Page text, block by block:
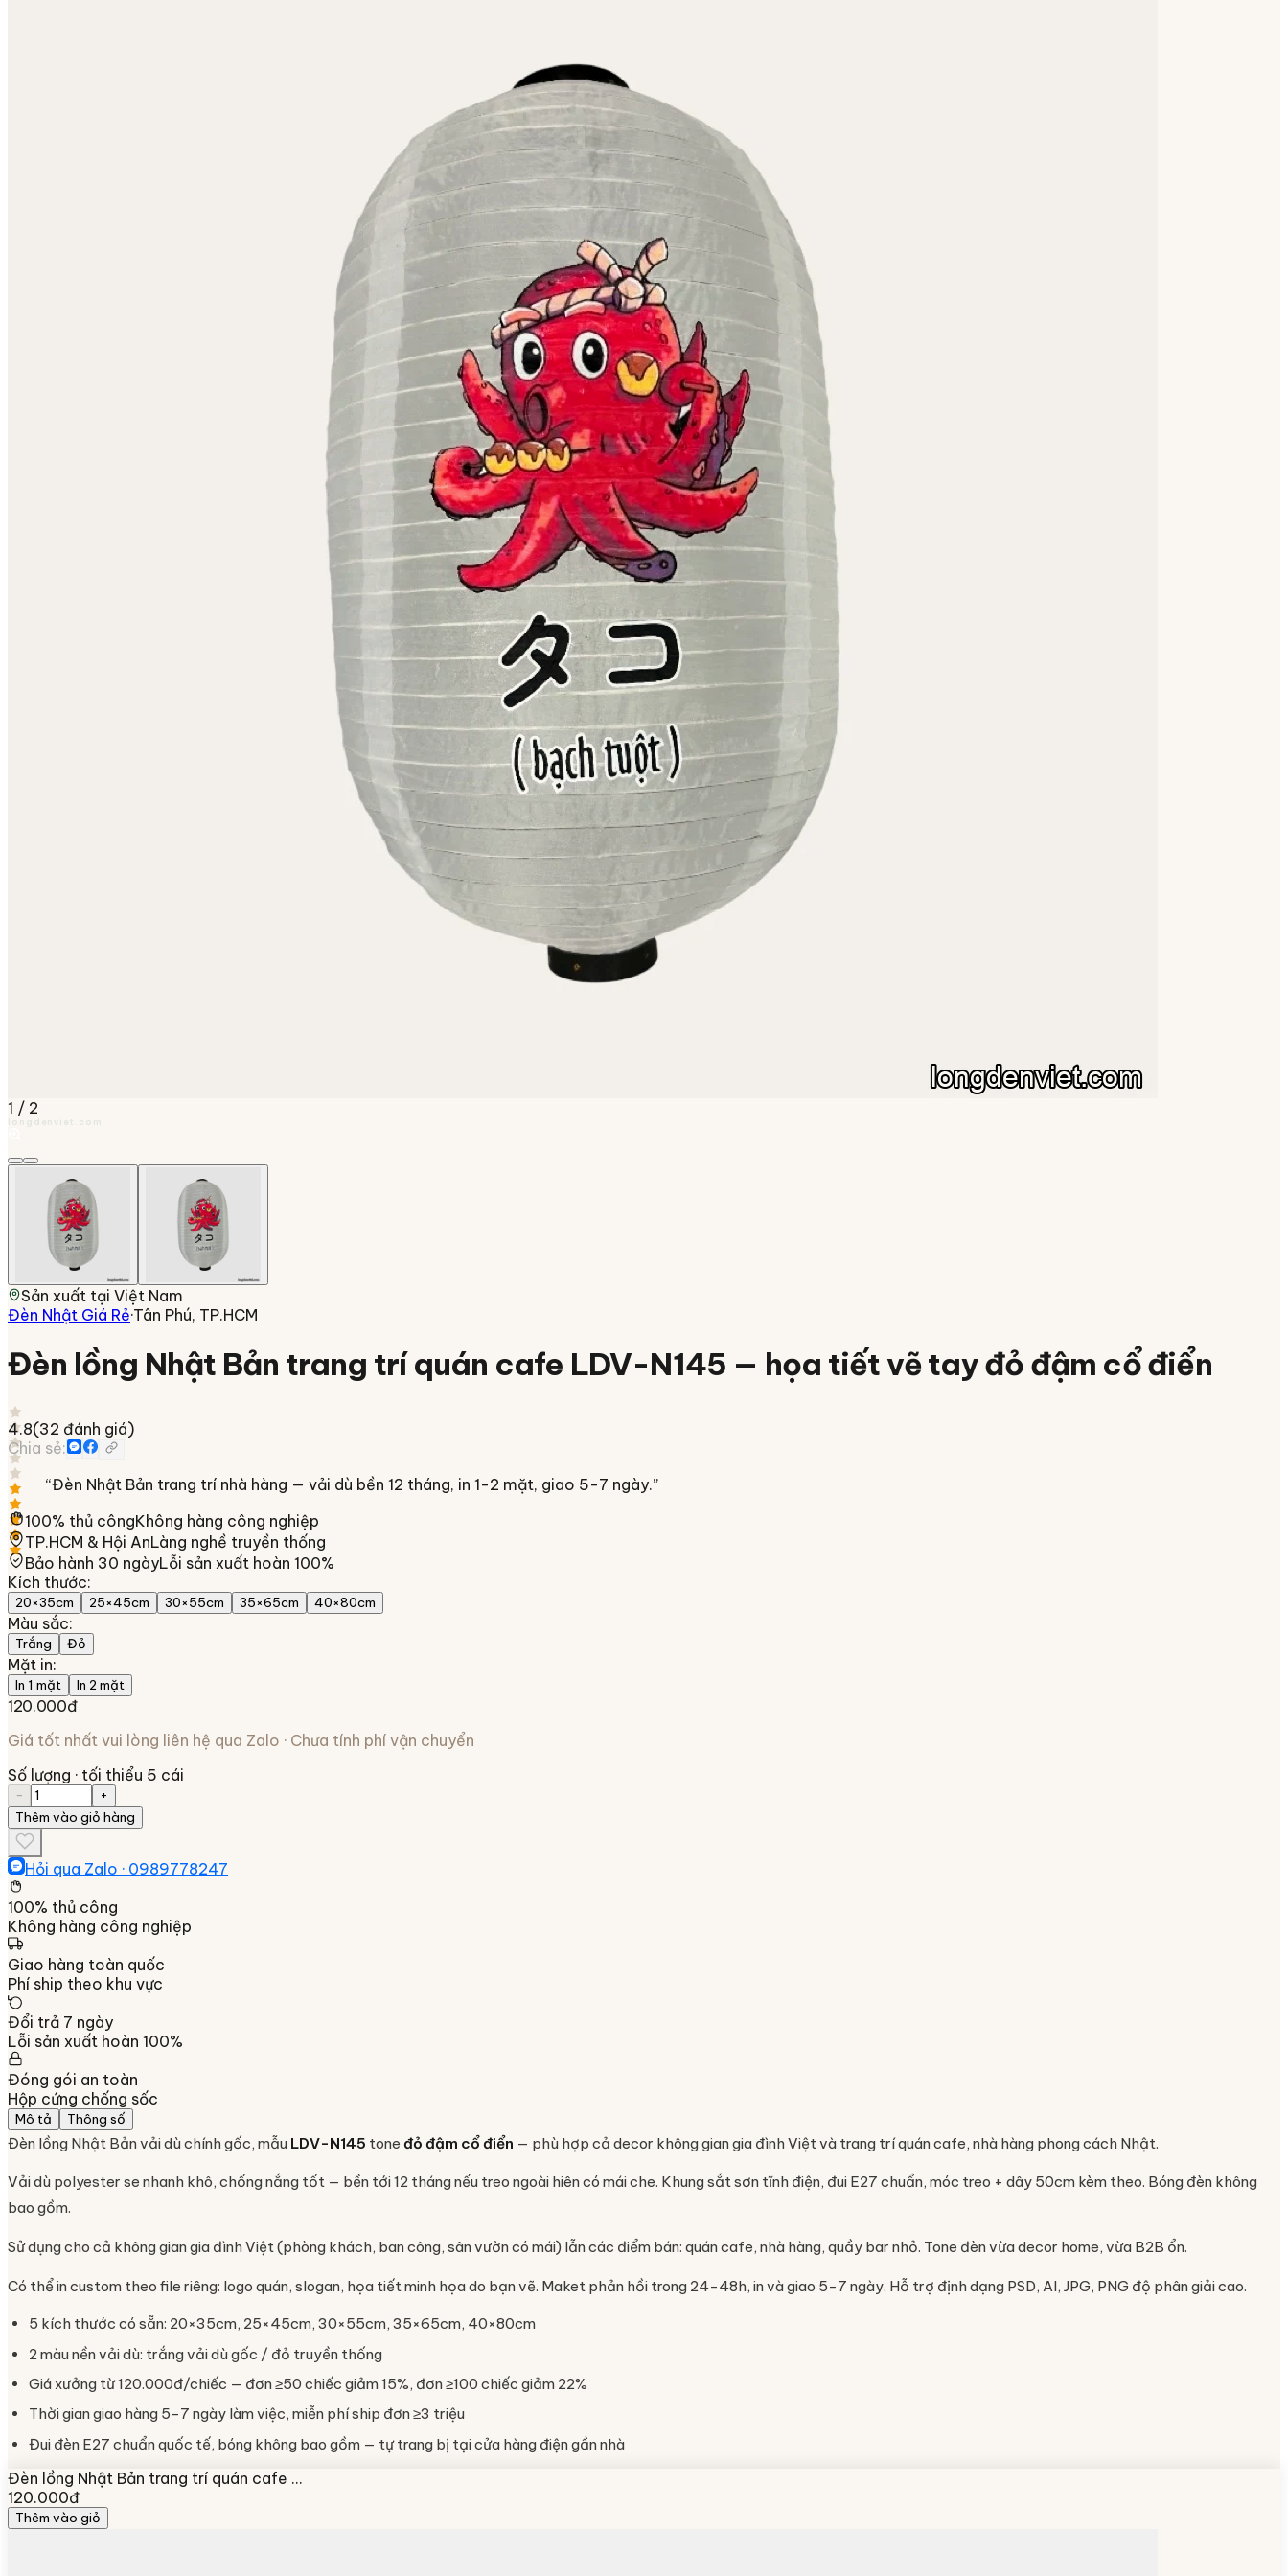
1 / 2
longdenviet.com
Sản xuất tại Việt Nam
Đèn Nhật Giá Rẻ·Tân Phú, TP.HCM
Đèn lồng Nhật Bản trang trí quán cafe LDV-N145 — họa tiết vẽ tay đỏ đậm cổ điển
4.8(32 đánh giá)
Chia sẻ:
“Đèn Nhật Bản trang trí nhà hàng — vải dù bền 12 tháng, in 1-2 mặt, giao 5-7 ngày.”
100% thủ côngKhông hàng công nghiệp
TP.HCM & Hội AnLàng nghề truyền thống
Bảo hành 30 ngàyLỗi sản xuất hoàn 100%
Kích thước:
20×35cm 25×45cm 30×55cm 35×65cm 40×80cm
Màu sắc:
Trắng Đỏ
Mặt in:
In 1 mặt In 2 mặt
120.000đ
Giá tốt nhất vui lòng liên hệ qua Zalo · Chưa tính phí vận chuyển
Số lượng · tối thiểu 5 cái
−
+
Thêm vào giỏ hàng
Hỏi qua Zalo · 0989778247
100% thủ công
Không hàng công nghiệp
Giao hàng toàn quốc
Phí ship theo khu vực
Đổi trả 7 ngày
Lỗi sản xuất hoàn 100%
Đóng gói an toàn
Hộp cứng chống sốc
Mô tả Thông số
Đèn lồng Nhật Bản vải dù chính gốc, mẫu LDV-N145 tone đỏ đậm cổ điển — phù hợp cả decor không gian gia đình Việt và trang trí quán cafe, nhà hàng phong cách Nhật.
Vải dù polyester se nhanh khô, chống nắng tốt — bền tới 12 tháng nếu treo ngoài hiên có mái che. Khung sắt sơn tĩnh điện, đui E27 chuẩn, móc treo + dây 50cm kèm theo. Bóng đèn không
bao gồm.
Sử dụng cho cả không gian gia đình Việt (phòng khách, ban công, sân vườn có mái) lẫn các điểm bán: quán cafe, nhà hàng, quầy bar nhỏ. Tone đèn vừa decor home, vừa B2B ổn.
Có thể in custom theo file riêng: logo quán, slogan, họa tiết minh họa do bạn vẽ. Maket phản hồi trong 24-48h, in và giao 5-7 ngày. Hỗ trợ định dạng PSD, AI, JPG, PNG độ phân giải cao.
5 kích thước có sẵn: 20×35cm, 25×45cm, 30×55cm, 35×65cm, 40×80cm
2 màu nền vải dù: trắng vải dù gốc / đỏ truyền thống
Giá xưởng từ 120.000đ/chiếc — đơn ≥50 chiếc giảm 15%, đơn ≥100 chiếc giảm 22%
Thời gian giao hàng 5-7 ngày làm việc, miễn phí ship đơn ≥3 triệu
Đui đèn E27 chuẩn quốc tế, bóng không bao gồm — tự trang bị tại cửa hàng điện gần nhà
Đèn lồng Nhật Bản trang trí quán cafe …
120.000đ
Thêm vào giỏ